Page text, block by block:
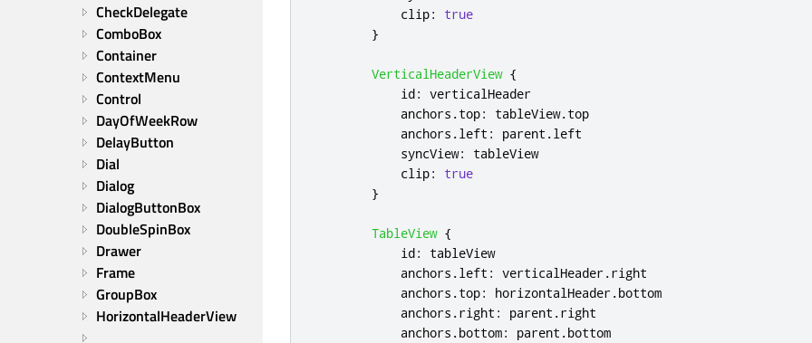
CheckDelegate
ComboBox
Container
ContextMenu
Control
DayOfWeekRow
DelayButton
Dial
Dialog
DialogButtonBox
DoubleSpinBox
Drawer
Frame
GroupBox
HorizontalHeaderView
clip:
true
}
VerticalHeaderView {
id: verticalHeader
anchors .top: tableView.top
anchors .left : parent .left
syncView:
tableView
clip:
true
}
TableView {
id:
tableView
anchors .left : verticalHeader.right
anchors .top: horizontalHeader.bottom
anchors .right : parent .right
anchors .bottom: parent .bottom